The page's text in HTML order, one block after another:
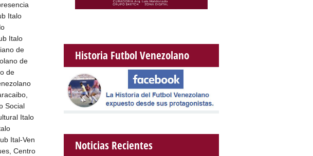
Italo
Italo
de
de
de
Social
Italo
Ital-Ven
Centro
Historia Futbol Venezolano
Noticias Recientes